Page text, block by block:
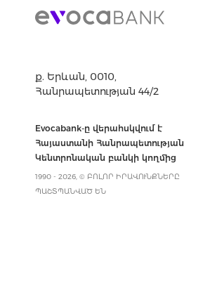
ք. Երևան, 0010,
Հանրապետության 44/2
Evocabank-ը վերահսկվում է
Հայաստանի Հանրապետության
Կենտրոնական բանկի կողմից
1990 - 2026, © ԲՈԼՈՐ ԻՐԱՎՈՒՆՔՆԵՐԸ
ՊԱՇՏՊԱՆՎԱԾ ԵՆ